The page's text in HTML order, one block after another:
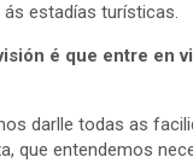
estadías turísticas.
é que entre en
darlle todas as
que entendemos